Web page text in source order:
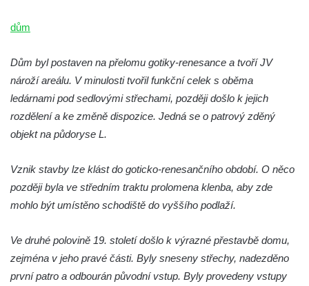
dům
Dům byl postaven na přelomu gotiky-renesance a tvoří JV
nároží areálu. V minulosti tvořil funkční celek s oběma
ledárnami pod sedlovými střechami, později došlo k jejich
rozdělení a ke změně dispozice. Jedná se o patrový zděný
objekt na půdoryse L.
Vznik stavby lze klást do goticko-renesančního období. O něco
později byla ve středním traktu prolomena klenba, aby zde
mohlo být umístěno schodiště do vyššího podlaží.
Ve druhé polovině 19. století došlo k výrazné přestavbě domu,
zejména v jeho pravé části. Byly sneseny střechy, nadezděno
první patro a odbourán původní vstup. Byly provedeny vstupy